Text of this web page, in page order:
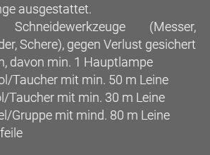
ausgestattet.
(Messer,
Schere), gegen Verlust gesichert
davon min. 1 Hauptlampe
Taucher mit min. 50 m Leine
Taucher mit min. 30 m Leine
Gruppe mit mind. 80 m Leine